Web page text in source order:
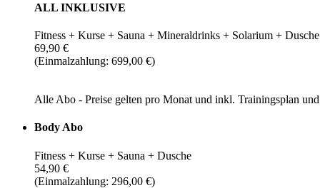
ALL INKLUSIVE
Fitness + Kurse + Sauna + Mineraldrinks + Solarium + Dusche
69,90 €
(Einmalzahlung: 699,00 €)
Alle Abo - Preise gelten pro Monat und inkl. Trainingsplan
Body Abo
Fitness + Kurse + Sauna + Dusche
54,90 €
(Einmalzahlung: 296,00 €)